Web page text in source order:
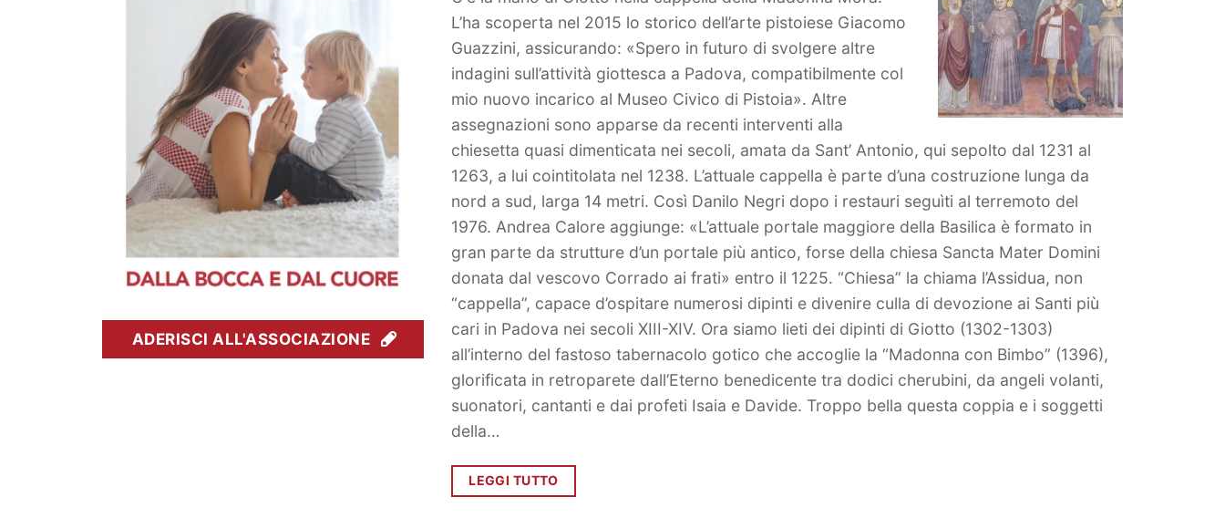
ADERISCI ALL'ASSOCIAZIONE
L’ha scoperta nel 2015 lo storico dell’arte pistoiese Giacomo
Guazzini, assicurando: «Spero in futuro di svolgere altre
indagini sull’attività giottesca a Padova, compatibilmente col
mio nuovo incarico al Museo Civico di Pistoia». Altre
assegnazioni sono apparse da recenti interventi alla
chiesetta quasi dimenticata nei secoli, amata da Sant’ Antonio, qui sepolto dal 1231 al
1263, a lui cointitolata nel 1238. L’attuale cappella è parte d’una costruzione lunga da
nord a sud, larga 14 metri. Così Danilo Negri dopo i restauri seguìti al terremoto del
1976. Andrea Calore aggiunge: «L’attuale portale maggiore della Basilica è formato in
gran parte da strutture d’un portale più antico, forse della chiesa Sancta Mater Domini
donata dal vescovo Corrado ai frati» entro il 1225. “Chiesa” la chiama l’Assidua, non
“cappella”, capace d’ospitare numerosi dipinti e divenire culla di devozione ai Santi più
cari in Padova nei secoli XIII-XIV. Ora siamo lieti dei dipinti di Giotto (1302-1303)
all’interno del fastoso tabernacolo gotico che accoglie la “Madonna con Bimbo” (1396),
glorificata in retroparete dall’Eterno benedicente tra dodici cherubini, da angeli volanti,
suonatori, cantanti e dai profeti Isaia e Davide. Troppo bella questa coppia e i soggetti
della…
LEGGI TUTTO